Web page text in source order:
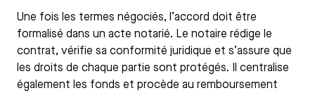
Une fois les termes négociés, l’accord doit être
formalisé dans un acte notarié. Le notaire rédige le
contrat, vérifie sa conformité juridique et s’assure que
les droits de chaque partie sont protégés. Il centralise
également les fonds et procède au remboursement